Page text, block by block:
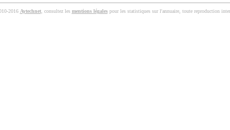
2016 Aytechnet, consultez les mentions légalespour les statistiques sur l'annuaire, toute reproduction